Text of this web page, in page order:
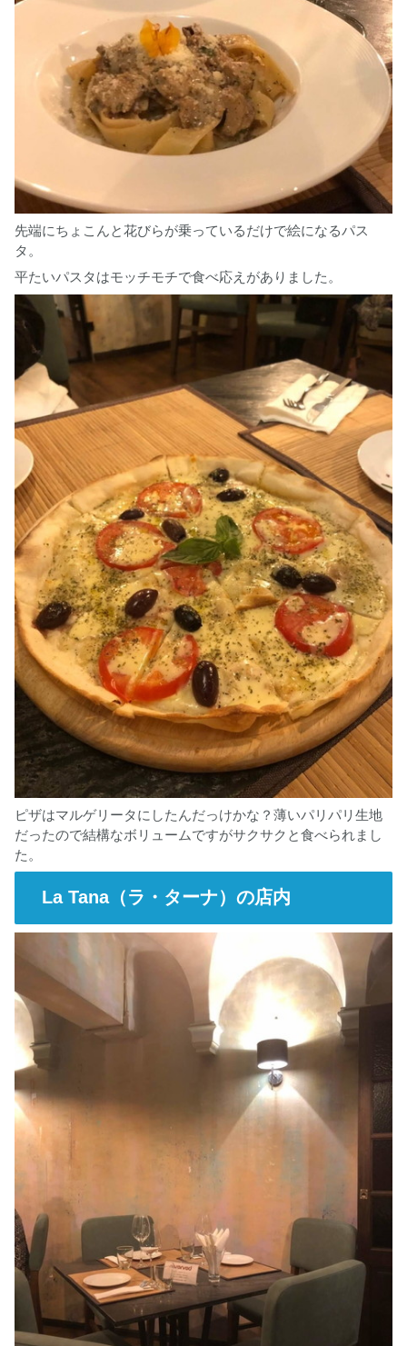
先端にちょこんと花びらが乗っているだけで絵になるパス
タ。
平たいパスタはモッチモチで食べ応えがありました。
ピザはマルゲリータにしたんだっけかな？薄いパリパリ生地
だったので結構なボリュームですがサクサクと食べられまし
た。
La Tana（ラ・ターナ）の店内